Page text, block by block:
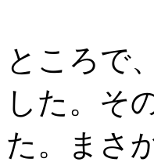
ところで
した。そ
た。まさ